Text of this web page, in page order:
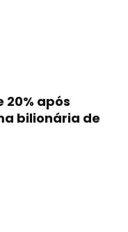
20% após
bilionária de